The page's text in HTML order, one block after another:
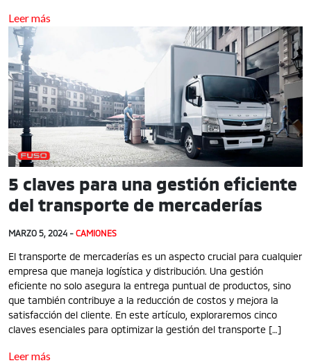
Leer más
5 claves para una gestión eficiente
del transporte de mercaderías
MARZO 5, 2024 - CAMIONES
El transporte de mercaderías es un aspecto crucial para cualquier
empresa que maneja logística y distribución. Una gestión
eficiente no solo asegura la entrega puntual de productos, sino
que también contribuye a la reducción de costos y mejora la
satisfacción del cliente. En este artículo, exploraremos cinco
claves esenciales para optimizar la gestión del transporte […]
Leer más